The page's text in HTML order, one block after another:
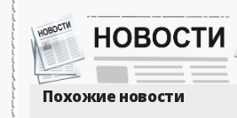
Похожие новости